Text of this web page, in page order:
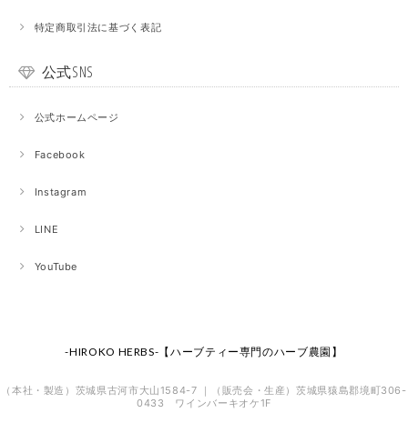
特定商取引法に基づく表記
公式SNS
公式ホームページ
Facebook
Instagram
LINE
YouTube
-HIROKO HERBS-【ハーブティー専門のハーブ農園】
（本社・製造）茨城県古河市大山1584-7 ｜（販売会・生産）茨城県猿島郡境町306-
0433 ワインバーキオケ1F